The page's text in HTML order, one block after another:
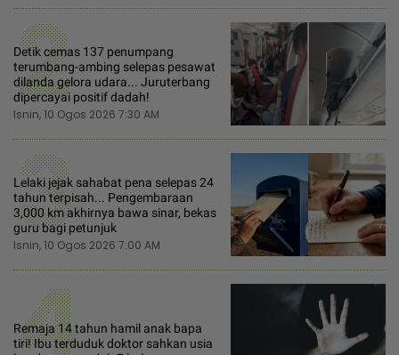
2
Detik cemas 137 penumpang
terumbang-ambing selepas pesawat
dilanda gelora udara... Juruterbang
dipercayai positif dadah!
Isnin, 10 Ogos 2026 7:30 AM
3
Lelaki jejak sahabat pena selepas 24
tahun terpisah... Pengembaraan
3,000 km akhirnya bawa sinar, bekas
guru bagi petunjuk
Isnin, 10 Ogos 2026 7:00 AM
4
Remaja 14 tahun hamil anak bapa
tiri! Ibu terduduk doktor sahkan usia